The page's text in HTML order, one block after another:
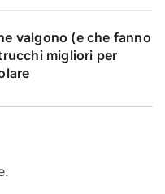
valgono (e che fanno
migliori per